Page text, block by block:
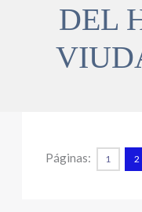
DEL
Páginas: 1 2